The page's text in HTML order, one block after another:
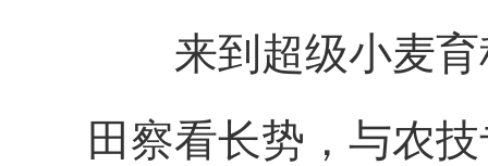
来到超级小麦育
田察看长势，与农